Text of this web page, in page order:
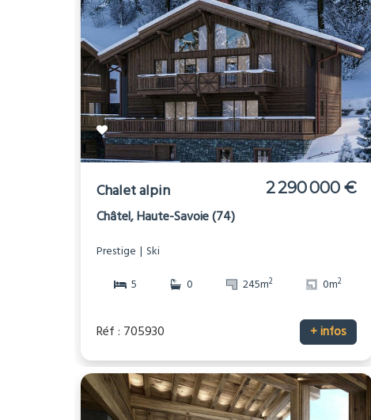
Chalet alpin 2 290 000 €
Châtel, Haute-Savoie (74)
Prestige
Ski
5
0 245m2 0m2
Réf : 705930 + infos